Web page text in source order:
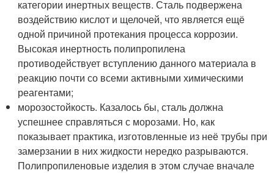
категории инертных веществ. Сталь подвержена
воздействию кислот и щелочей, что является ещё
одной причиной протекания процесса коррозии.
Высокая инертность полипропилена
противодействует вступлению данного материала в
реакцию почти со всеми активными химическими
реагентами;
морозостойкость. Казалось бы, сталь должна
успешнее справляться с морозами. Но, как
показывает практика, изготовленные из неё трубы при
замерзании в них жидкости нередко разрываются.
Полипропиленовые изделия в этом случае вначале